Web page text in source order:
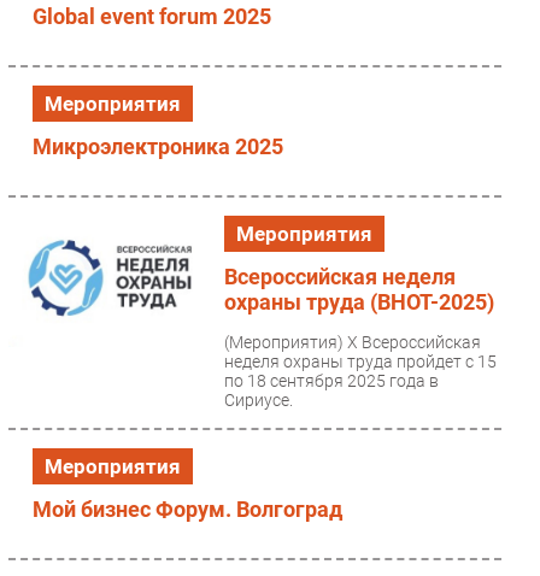
Global event forum 2025
Мероприятия
Микроэлектроника 2025
Мероприятия
Всероссийская неделя
охраны труда (ВНОТ-2025)
(Мероприятия) X Всероссийская
неделя охраны труда пройдет с 15
по 18 сентября 2025 года в
Сириусе.
Мероприятия
Мой бизнес Форум. Волгоград